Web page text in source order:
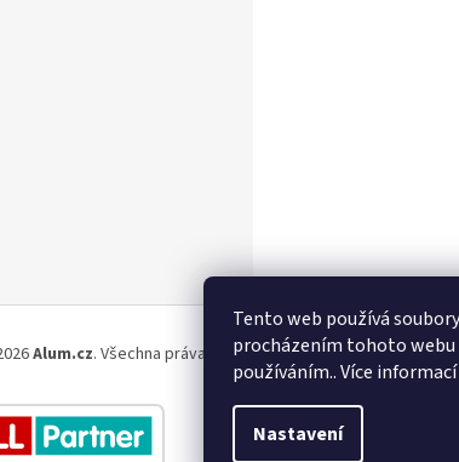
Tento web používá
procházením tohoto webu
používáním.. Více informací
Nastavení
Alum.cz. Všechna práva vyhrazena.